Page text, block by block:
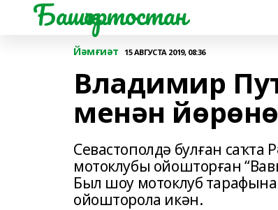
Башҡортостан
Йәмғиәт 15 АВГУСТА 2019, 08:36
Владимир
менән йөрөнө
Севастополдә булған
мотоклубы ойошторған
Был шоу мотоклуб
ойошторола икән.